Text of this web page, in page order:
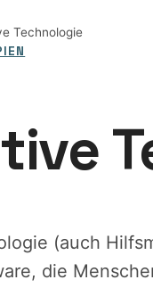
Technologie
(auch
die